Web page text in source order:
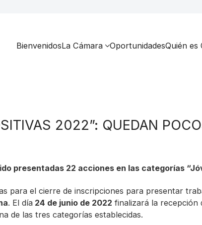
BienvenidosLa Cámara OportunidadesQuién es
2022”: QUEDAN
presentadas 22 acciones en las categorías
para el cierre de inscripciones para presentar
. El día 24 de junio de 2022 finalizará la
de las tres categorías establecidas.